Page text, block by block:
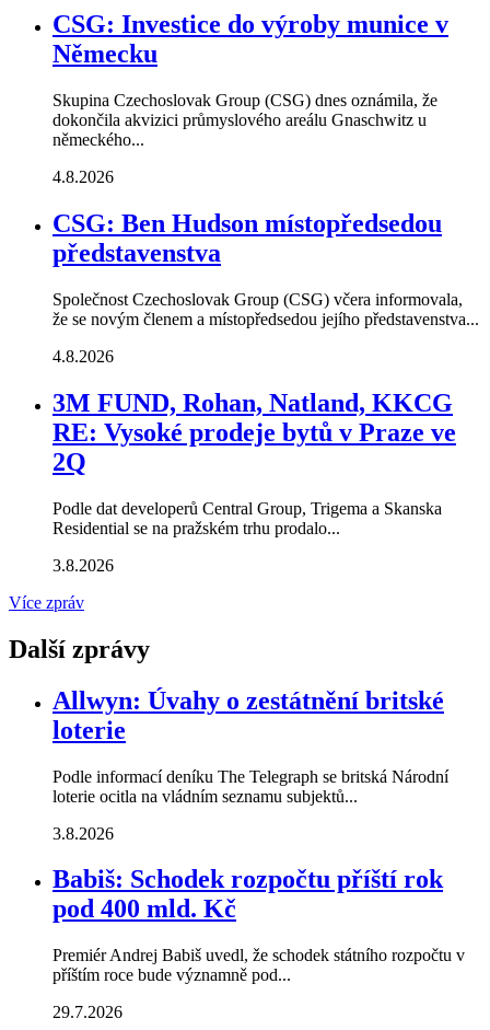
CSG: Investice do výroby munice v
Německu
Skupina Czechoslovak Group (CSG) dnes oznámila, že
dokončila akvizici průmyslového areálu Gnaschwitz u
německého...
4.8.2026
CSG: Ben Hudson místopředsedou
představenstva
Společnost Czechoslovak Group (CSG) včera informovala,
že se novým členem a místopředsedou jejího představenstva...
4.8.2026
3M FUND, Rohan, Natland, KKCG
RE: Vysoké prodeje bytů v Praze ve
2Q
Podle dat developerů Central Group, Trigema a Skanska
Residential se na pražském trhu prodalo...
3.8.2026
Více zpráv
Další zprávy
Allwyn: Úvahy o zestátnění britské
loterie
Podle informací deníku The Telegraph se britská Národní
loterie ocitla na vládním seznamu subjektů...
3.8.2026
Babiš: Schodek rozpočtu příští rok
pod 400 mld. Kč
Premiér Andrej Babiš uvedl, že schodek státního rozpočtu v
příštím roce bude významně pod...
29.7.2026